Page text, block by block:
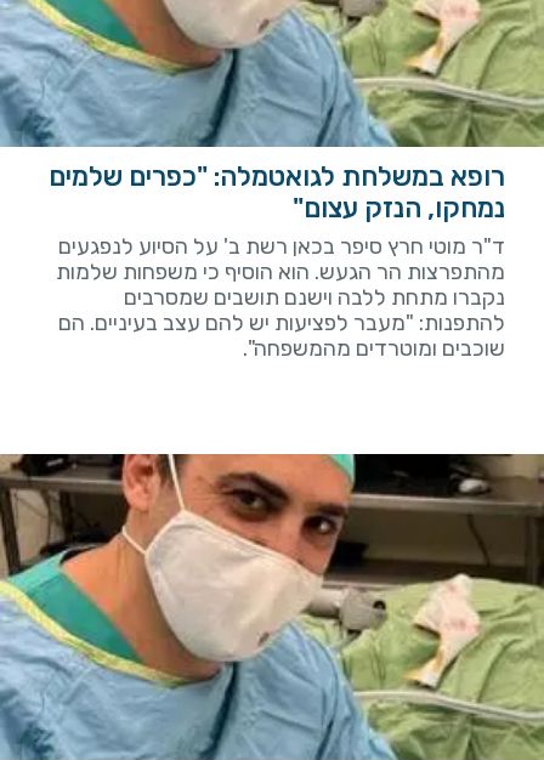
רופא במשלחת לגואטמלה: "כפרים שלמים
נמחקו, הנזק עצום"
ד"ר מוטי חרץ סיפר בכאן רשת ב' על הסיוע לנפגעים
מהתפרצות הר הגעש. הוא הוסיף כי משפחות שלמות
נקברו מתחת ללבה וישנם תושבים שמסרבים
להתפנות: "מעבר לפציעות יש להם עצב בעיניים. הם
שוכבים ומוטרדים מהמשפחה".